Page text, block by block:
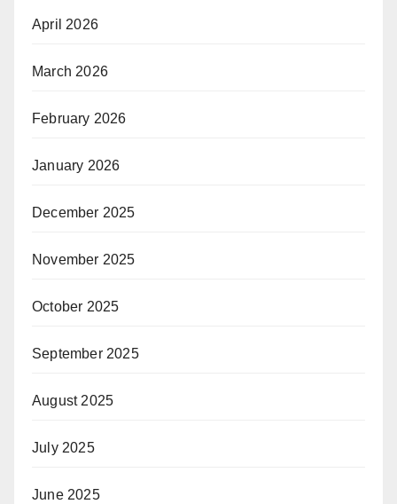
April 2026
March 2026
February 2026
January 2026
December 2025
November 2025
October 2025
September 2025
August 2025
July 2025
June 2025